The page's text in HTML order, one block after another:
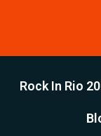
Rock In Rio